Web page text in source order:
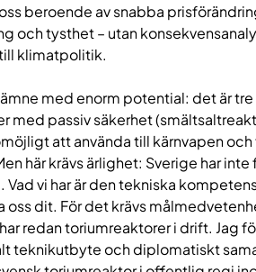
beroende av snabba
och tysthet – utan
klimatpolitik.
med enorm potential: det är
med passiv säkerhet
att använda till kärnvapen och
här krävs ärlighet: Sverige har
vi har är den tekniska
dit. För det krävs
redan toriumreaktorer i drift. Jag
teknikutbyte och diplomatiskt